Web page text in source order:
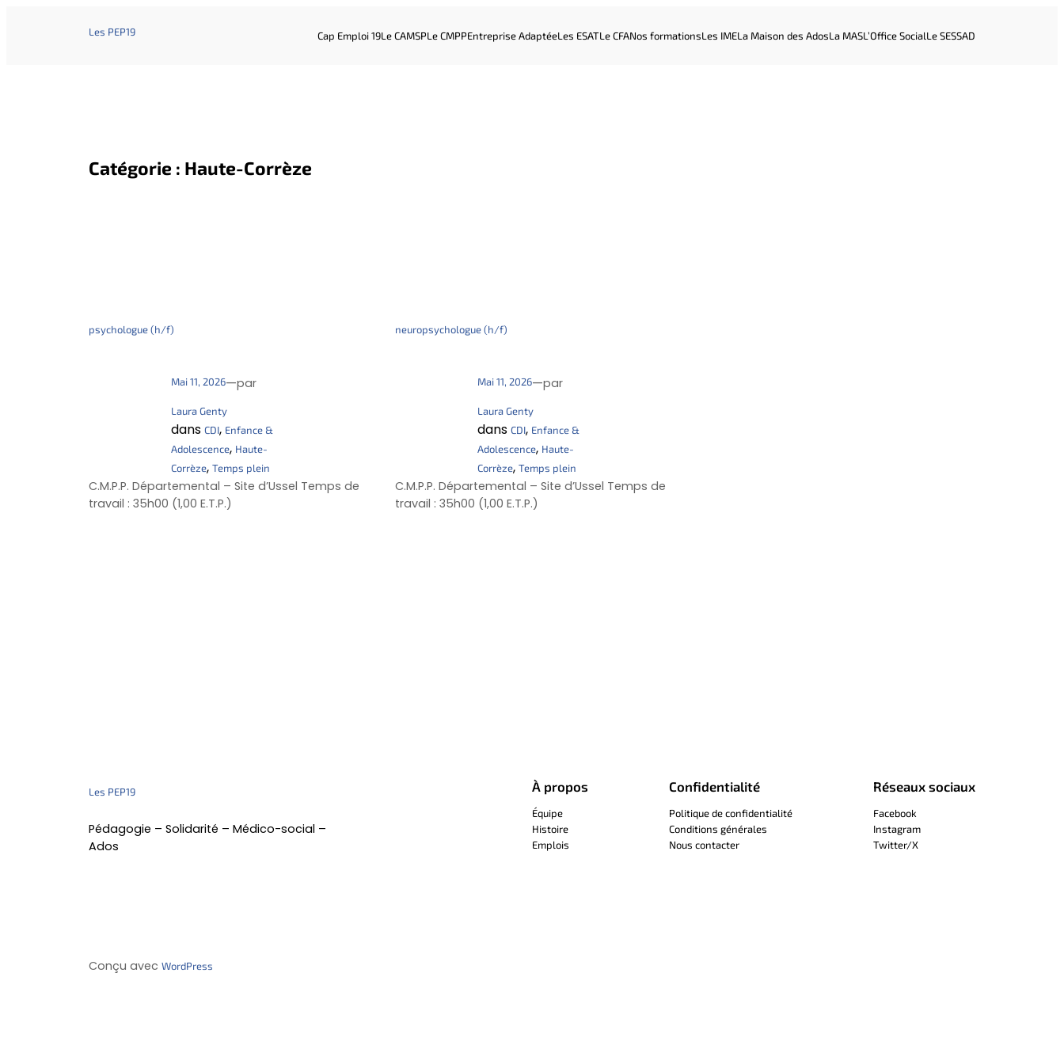
Les PEP19 Cap Emploi 19Le CAMSPLe CMPPEntreprise AdaptéeLes ESATLe CFANos formationsLes IMELa Maison des AdosLa MASL’Office SocialLe SESSAD
Catégorie : Haute-Corrèze
psychologue (h/f)
Mai 11, 2026—par
Laura Genty
dans CDI, Enfance &
Adolescence, Haute-
Corrèze, Temps plein
C.M.P.P. Départemental – Site d’Ussel Temps de
travail : 35h00 (1,00 E.T.P.)
neuropsychologue (h/f)
Mai 11, 2026—par
Laura Genty
dans CDI, Enfance &
Adolescence, Haute-
Corrèze, Temps plein
C.M.P.P. Départemental – Site d’Ussel Temps de
travail : 35h00 (1,00 E.T.P.)
Les PEP19
Pédagogie – Solidarité – Médico-social –
Ados
À propos
Équipe
Histoire
Emplois
Confidentialité
Politique de confidentialité
Conditions générales
Nous contacter
Réseaux sociaux
Facebook
Instagram
Twitter/X
Conçu avec WordPress